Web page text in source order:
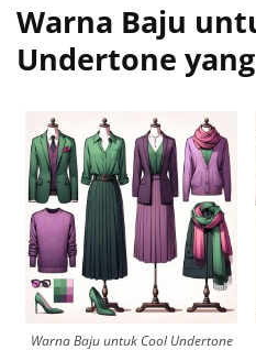
Warna Baju
Undertone
Warna Baju untuk Cool Undertone